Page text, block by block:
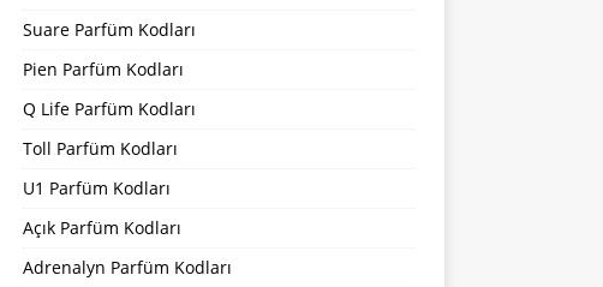
Suare Parfüm Kodları
Pien Parfüm Kodları
Q Life Parfüm Kodları
Toll Parfüm Kodları
U1 Parfüm Kodları
Açık Parfüm Kodları
Adrenalyn Parfüm Kodları